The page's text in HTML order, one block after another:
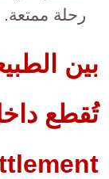
رحلة ممتعة.
بين